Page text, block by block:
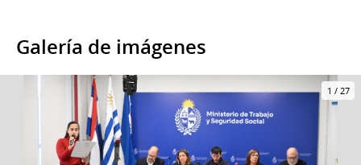
Galería de imágenes
1 / 27